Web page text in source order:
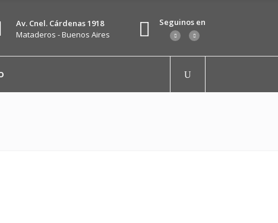
Av. Cnel. Cárdenas 1918
Mataderos - Buenos Aires
Seguinos en